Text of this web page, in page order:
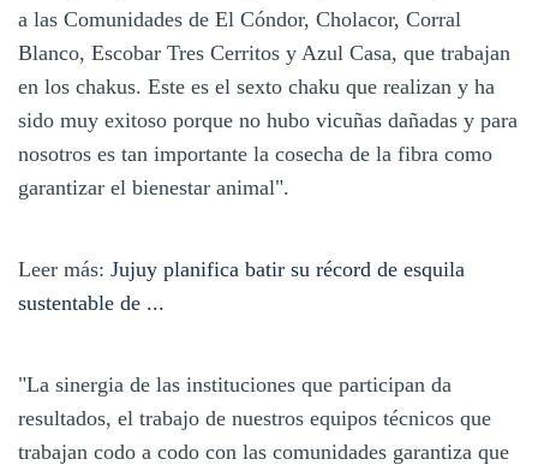
a las Comunidades de El Cóndor, Cholacor, Corral
Blanco, Escobar Tres Cerritos y Azul Casa, que trabajan
en los chakus. Este es el sexto chaku que realizan y ha
sido muy exitoso porque no hubo vicuñas dañadas y para
nosotros es tan importante la cosecha de la fibra como
garantizar el bienestar animal".
Leer más: Jujuy planifica batir su récord de esquila
sustentable de ...
"La sinergia de las instituciones que participan da
resultados, el trabajo de nuestros equipos técnicos que
trabajan codo a codo con las comunidades garantiza que